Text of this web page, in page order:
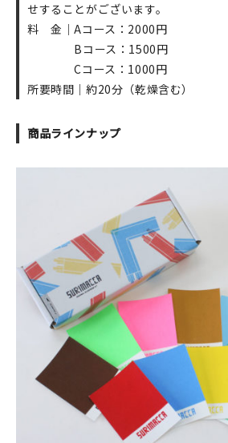
せすることがございます。
料 金｜Aコース：2000円
Bコース：1500円
Cコース：1000円
所要時間｜約20分（乾燥含む）
商品ラインナップ